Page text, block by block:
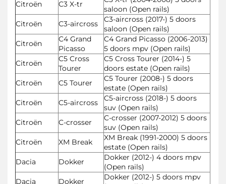
Citroën
C3 X-tr
saloon (Open rails)
Citroën
C3-aircross
C3-aircross (2017-) 5 doors
saloon (Open rails)
Citroën
C4 Grand
Picasso
C4 Grand Picasso (2006-2013)
5 doors mpv (Open rails)
Citroën
C5 Cross
Tourer
C5 Cross Tourer (2014-) 5
doors estate (Open rails)
Citroën
C5 Tourer
C5 Tourer (2008-) 5 doors
estate (Open rails)
Citroën
C5-aircross
C5-aircross (2018-) 5 doors
suv (Open rails)
Citroën
C-crosser
C-crosser (2007-2012) 5 doors
suv (Open rails)
Citroën
XM Break
XM Break (1991-2000) 5 doors
estate (Open rails)
Dacia
Dokker
Dokker (2012-) 4 doors mpv
(Open rails)
Dacia
Dokker
Dokker (2012-) 5 doors mpv